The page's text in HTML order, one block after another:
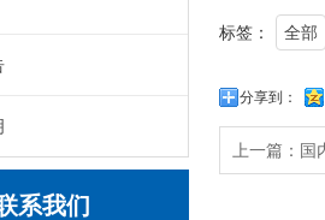
系我们
标签： 全部
分享到：
上一篇： 国